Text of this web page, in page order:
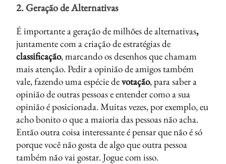
2. Geração de Alternativas
É importante a geração de milhões de alternativas,
juntamente com a criação de estratégias de
classificação, marcando os desenhos que chamam
mais atenção. Pedir a opinião de amigos também
vale, fazendo uma espécie devotação, para saber a
opinião de outras pessoas e entender como a sua
opinião é posicionada. Muitas vezes, por exemplo, eu
acho bonito o que a maioria das pessoas não acha.
Então outra coisa interessante é pensar que não é só
porque você não gosta de algo que outra pessoa
também não vai gostar. Jogue com isso.